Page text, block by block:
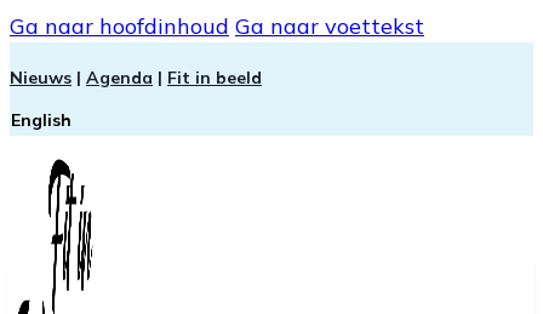
Ga naar hoofdinhoud Ga naar voettekst
Nieuws | Agenda | Fit in beeld
English